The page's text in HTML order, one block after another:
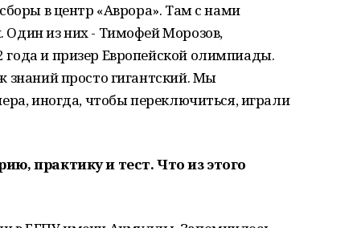
в центр «Аврора». Там с нами
Один из них - Тимофей Морозов,
года и призер Европейской олимпиады.
знаний просто гигантский. Мы
иногда, чтобы переключиться, играли
практику и тест. Что из этого